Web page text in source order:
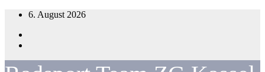
Zum
springen
6. August 2026